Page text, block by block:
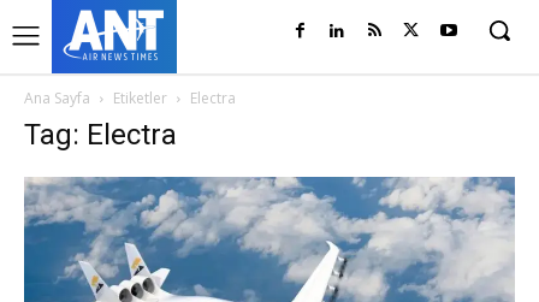
Ana Sayfa Etiketler Electra
Tag: Electra